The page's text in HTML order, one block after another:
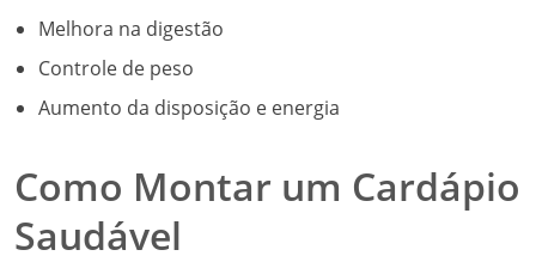
Melhora na digestão
Controle de peso
Aumento da disposição e energia
Como Montar um Cardápio
Saudável